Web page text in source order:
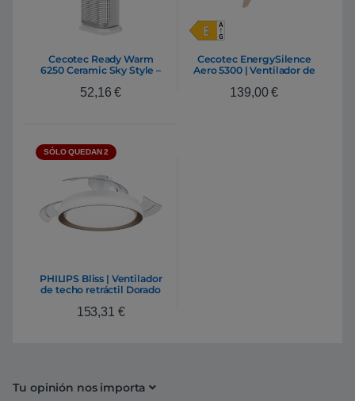
Cecotec Ready Warm
6250 Ceramic Sky Style –
52,16€
Cecotec EnergySilence
Aero 5300 | Ventilador de
Motor DC 30W, 52″, Luz
139,00€
SÓLO QUEDAN 2
PHILIPS Bliss | Ventilador
de techo retráctil Dorado
153,31 €
Tu opinión nos importa